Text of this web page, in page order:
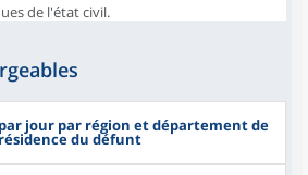
de l'état civil.
jour par région et département de
résidence du défunt